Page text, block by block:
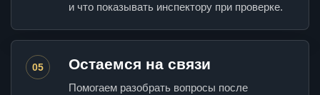
и что показывать инспектору при проверке.
05 Остаемся на связи
Помогаем разобрать вопросы после